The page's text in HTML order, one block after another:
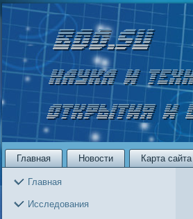
Главная Новости Карта сайта
Главная
Исследования